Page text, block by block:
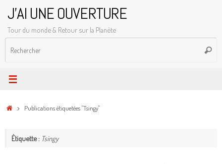
contenu
J'AI UNE OUVERTURE
Tour du monde & Retour sur la Planète
AccueilPublications étiquetées "Tsingy"
Étiquette : Tsingy